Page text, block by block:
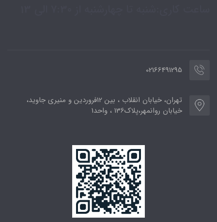
02166491295
تهران، خیابان انقلاب ، بین 12فروردین و منیری جاوید،
خیابان روانمهر،پلاک136 ، واحد1